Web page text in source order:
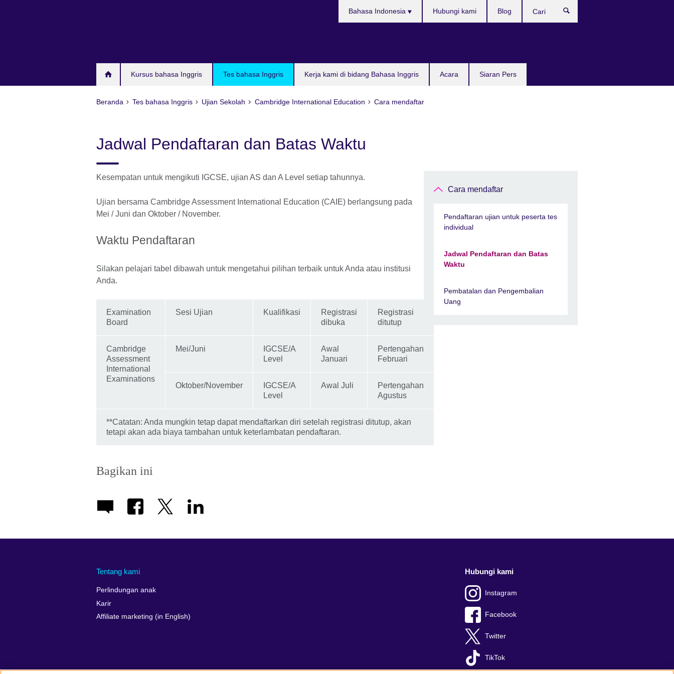
Kursus bahasa Inggris Tes bahasa Inggris Kerja kami di bidang Bahasa Inggris Acara Siaran Pers
Bahasa Indonesia Hubungi kami Blog
Beranda Tes bahasa Inggris Ujian Sekolah Cambridge International Education Cara mendaftar
Jadwal Pendaftaran dan Batas Waktu
Kesempatan untuk mengikuti IGCSE, ujian AS dan A Level setiap tahunnya.
Ujian bersama Cambridge Assessment International Education (CAIE) berlangsung pada
Mei / Juni dan Oktober / November.
Waktu Pendaftaran
Silakan pelajari tabel dibawah untuk mengetahui pilihan terbaik untuk Anda atau institusi
Anda.
Examination
Board
Sesi Ujian Kualifikasi
Registrasi
dibuka
Registrasi
ditutup
Cambridge
Assessment
International
Examinations
Mei/Juni
IGCSE/A
Level
Awal
Januari
Pertengahan
Februari
Oktober/November
IGCSE/A
Level
Awal Juli
Pertengahan
Agustus
**Catatan: Anda mungkin tetap dapat mendaftarkan diri setelah registrasi ditutup, akan
tetapi akan ada biaya tambahan untuk keterlambatan pendaftaran.
Bagikan ini
Cara mendaftar
Pendaftaran ujian untuk peserta tes
individual
Jadwal Pendaftaran dan Batas
Waktu
Pembatalan dan Pengembalian
Uang
Tentang kami
Perlindungan anak
Karir
Affiliate marketing (in English)
Hubungi kami
Instagram
Facebook
Twitter
TikTok